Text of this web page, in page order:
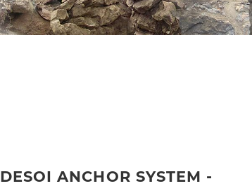
DESOI ANCHOR SYSTEM -